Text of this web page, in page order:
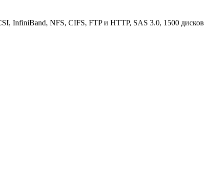
InfiniBand, NFS, CIFS, FTP и HTTP, SAS 3.0, 1500 дисков